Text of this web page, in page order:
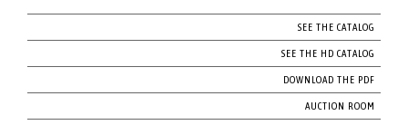
SEE THE CATALOG
SEE THE HD CATALOG
DOWNLOAD THE PDF
AUCTION ROOM